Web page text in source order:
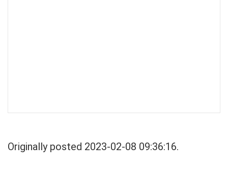
Originally posted 2023-02-08 09:36:16.